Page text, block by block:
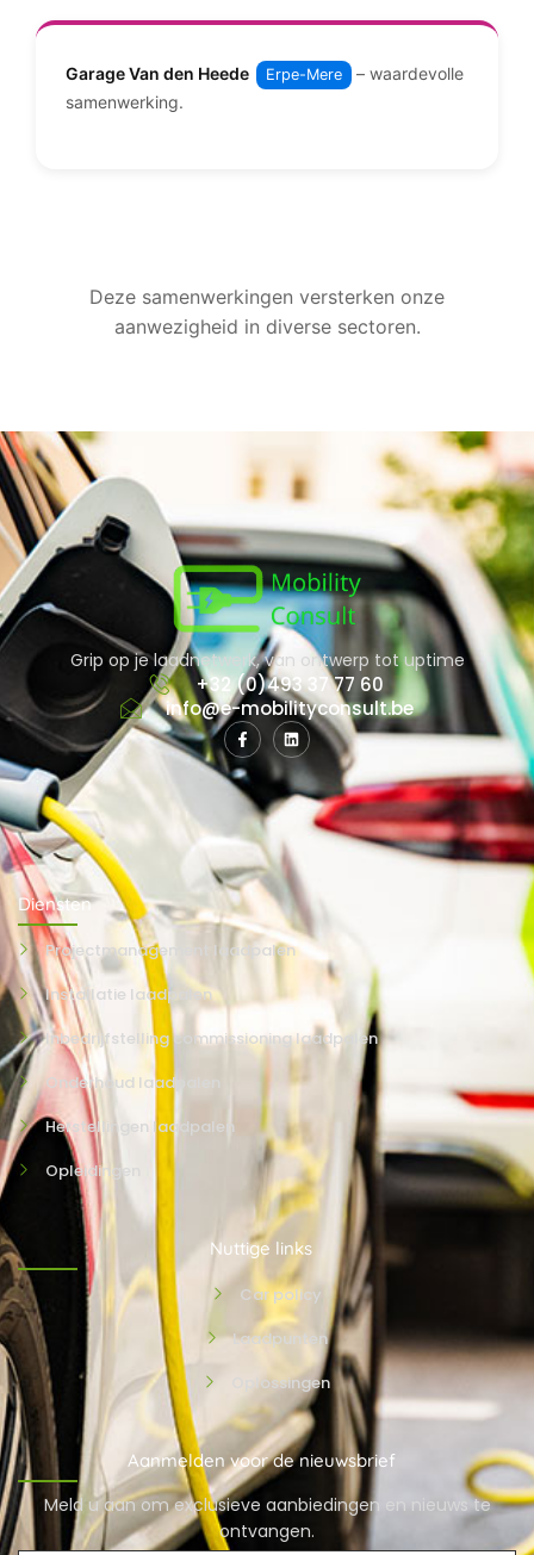
Garage Van den Heede Erpe-Mere
– waardevolle
samenwerking.
Deze samenwerkingen versterken onze
aanwezigheid in diverse sectoren.
Grip op je laadnetwerk, van ontwerp tot uptime
+32 (0)493 37 77 60
info@e-mobilityconsult.be
Diensten
Projectmanagement laadpalen
Installatie laadpalen
Inbedrijfstelling commissioning laadpalen
Onderhoud laadpalen
Herstellingen laadpalen
Opleidingen
Nuttige links
Car policy
Laadpunten
Oplossingen
Aanmelden voor de nieuwsbrief
Meld u aan om exclusieve aanbiedingen en nieuws te
ontvangen.